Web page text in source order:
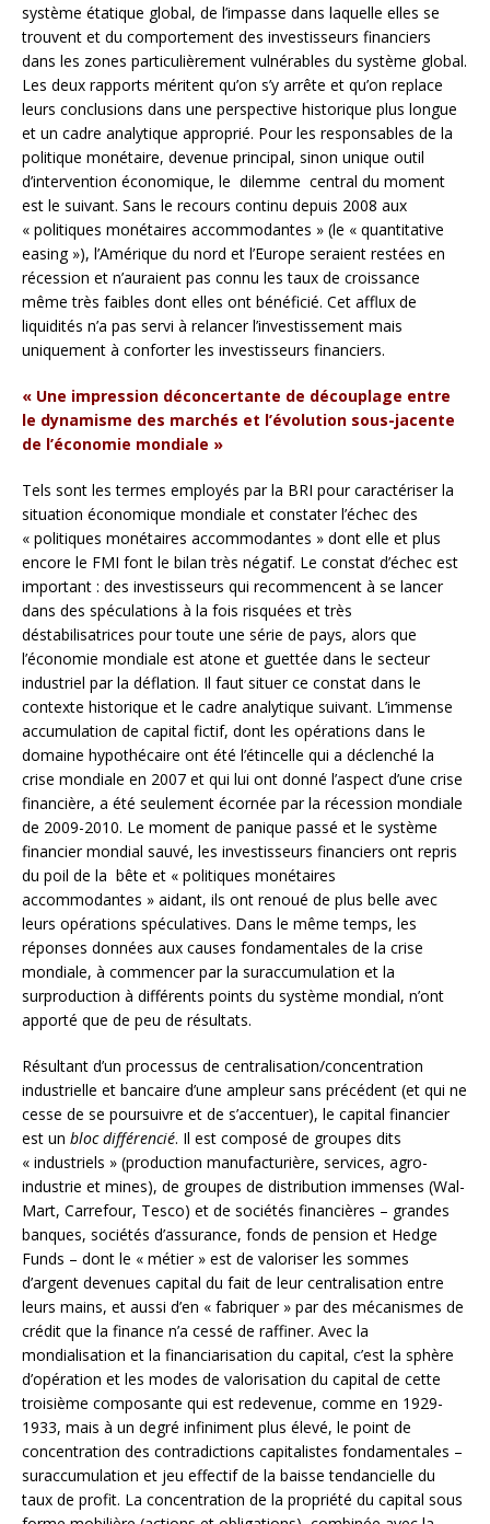
système étatique global, de l’impasse dans laquelle elles se
trouvent et du comportement des investisseurs financiers
dans les zones particulièrement vulnérables du système global.
Les deux rapports méritent qu’on s’y arrête et qu’on replace
leurs conclusions dans une perspective historique plus longue
et un cadre analytique approprié. Pour les responsables de la
politique monétaire, devenue principal, sinon unique outil
d’intervention économique, le dilemme central du moment
est le suivant. Sans le recours continu depuis 2008 aux
« politiques monétaires accommodantes » (le « quantitative
easing »), l’Amérique du nord et l’Europe seraient restées en
récession et n’auraient pas connu les taux de croissance
même très faibles dont elles ont bénéficié. Cet afflux de
liquidités n’a pas servi à relancer l’investissement mais
uniquement à conforter les investisseurs financiers.
« Une impression déconcertante de découplage entre
le dynamisme des marchés et l’évolution sous-jacente
de l’économie mondiale »
Tels sont les termes employés par la BRI pour caractériser la
situation économique mondiale et constater l’échec des
« politiques monétaires accommodantes » dont elle et plus
encore le FMI font le bilan très négatif. Le constat d’échec est
important : des investisseurs qui recommencent à se lancer
dans des spéculations à la fois risquées et très
déstabilisatrices pour toute une série de pays, alors que
l’économie mondiale est atone et guettée dans le secteur
industriel par la déflation. Il faut situer ce constat dans le
contexte historique et le cadre analytique suivant. L’immense
accumulation de capital fictif, dont les opérations dans le
domaine hypothécaire ont été l’étincelle qui a déclenché la
crise mondiale en 2007 et qui lui ont donné l’aspect d’une crise
financière, a été seulement écornée par la récession mondiale
de 2009-2010. Le moment de panique passé et le système
financier mondial sauvé, les investisseurs financiers ont repris
du poil de la bête et « politiques monétaires
accommodantes » aidant, ils ont renoué de plus belle avec
leurs opérations spéculatives. Dans le même temps, les
réponses données aux causes fondamentales de la crise
mondiale, à commencer par la suraccumulation et la
surproduction à différents points du système mondial, n’ont
apporté que de peu de résultats.
Résultant d’un processus de centralisation/concentration
industrielle et bancaire d’une ampleur sans précédent (et qui ne
cesse de se poursuivre et de s’accentuer), le capital financier
est un bloc différencié. Il est composé de groupes dits
« industriels » (production manufacturière, services, agro-
industrie et mines), de groupes de distribution immenses (Wal-
Mart, Carrefour, Tesco) et de sociétés financières – grandes
banques, sociétés d’assurance, fonds de pension et Hedge
Funds – dont le « métier » est de valoriser les sommes
d’argent devenues capital du fait de leur centralisation entre
leurs mains, et aussi d’en « fabriquer » par des mécanismes de
crédit que la finance n’a cessé de raffiner. Avec la
mondialisation et la financiarisation du capital, c’est la sphère
d’opération et les modes de valorisation du capital de cette
troisième composante qui est redevenue, comme en 1929-
1933, mais à un degré infiniment plus élevé, le point de
concentration des contradictions capitalistes fondamentales –
suraccumulation et jeu effectif de la baisse tendancielle du
taux de profit. La concentration de la propriété du capital sous